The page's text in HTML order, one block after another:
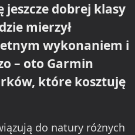
dobrej klasy
mierzył
wykonaniem i
– oto Garmin
które kosztuję
do natury różnych